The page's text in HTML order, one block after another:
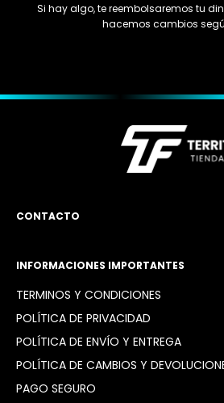
Si hay algo, te reembolsaremos tu
hacemos cambios
CONTACTO
Instagram: @territoriofutbol2_
INFORMACIONES IMPORTANTES
TÉRMINOS Y CONDICIONES
POLÍTICA DE PRIVACIDAD
POLÍTICA DE ENVÍO Y ENTREGA
POLÍTICA DE CAMBIOS Y
PAGO SEGURO